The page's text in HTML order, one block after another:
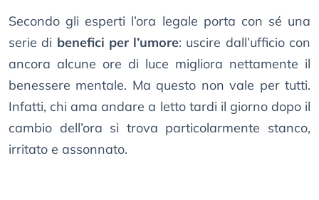
Secondo gli esperti l’ora legale porta con sé una
serie di benefici per l’umore: uscire dall’ufficio con
ancora alcune ore di luce migliora nettamente il
benessere mentale. Ma questo non vale per tutti.
Infatti, chi ama andare a letto tardi il giorno dopo il
cambio dell’ora si trova particolarmente stanco,
irritato e assonnato.